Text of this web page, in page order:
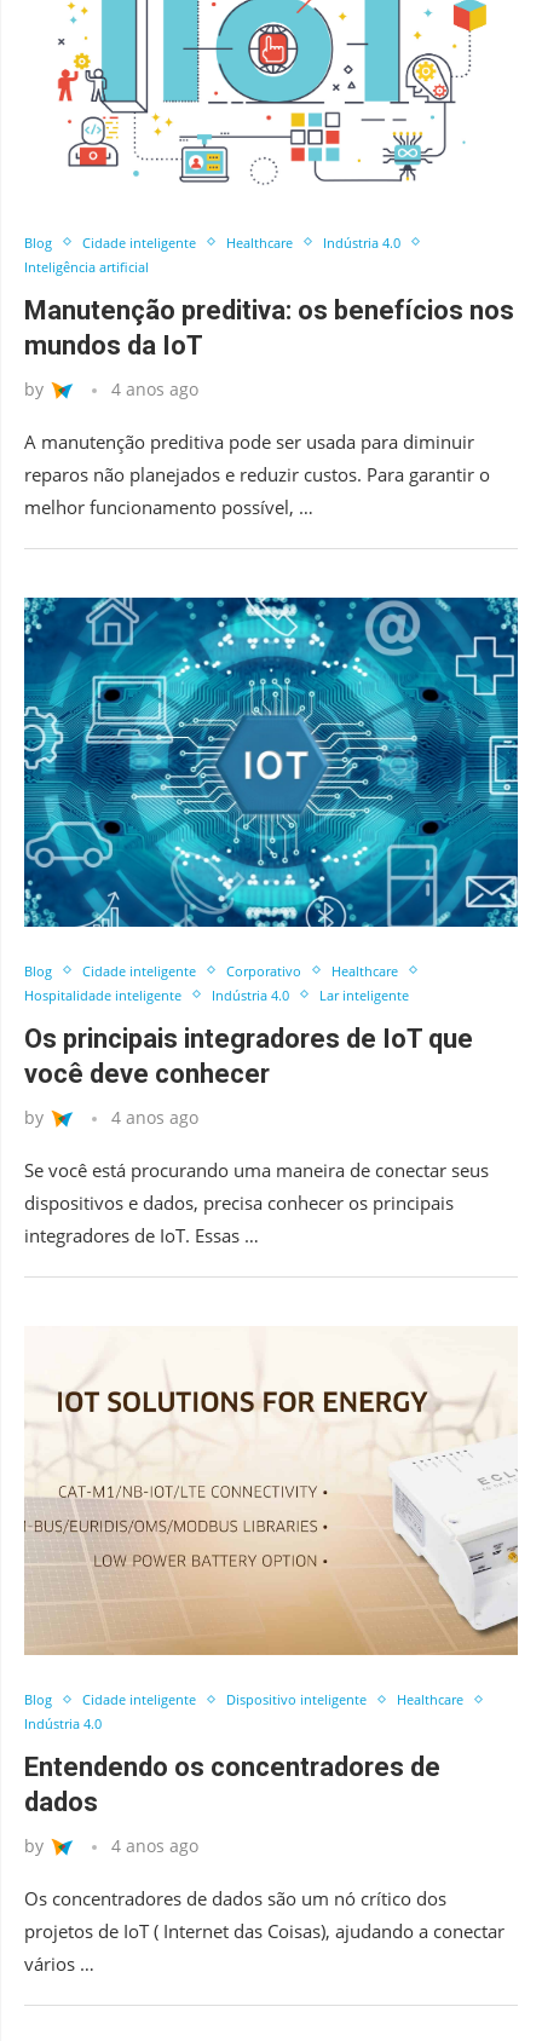
Blog Cidade inteligente Healthcare
Indústria 4.0
Inteligência artificial
Manutenção preditiva: os benefícios nos
mundos da IoT
by 4 anos ago
A manutenção preditiva pode ser usada para diminuir
reparos não planejados e reduzir custos. Para garantir o
melhor funcionamento possível, …
Blog Cidade inteligente Corporativo
Healthcare
Hospitalidade inteligente
Indústria 4.0 Lar inteligente
Os principais integradores de IoT que
você deve conhecer
by 4 anos ago
Se você está procurando uma maneira de conectar seus
dispositivos e dados, precisa conhecer os principais
integradores de IoT. Essas …
Blog Cidade inteligente Dispositivo inteligente
Healthcare
Indústria 4.0
Entendendo os concentradores de
dados
by 4 anos ago
Os concentradores de dados são um nó crítico dos
projetos de IoT ( Internet das Coisas), ajudando a conectar
vários …